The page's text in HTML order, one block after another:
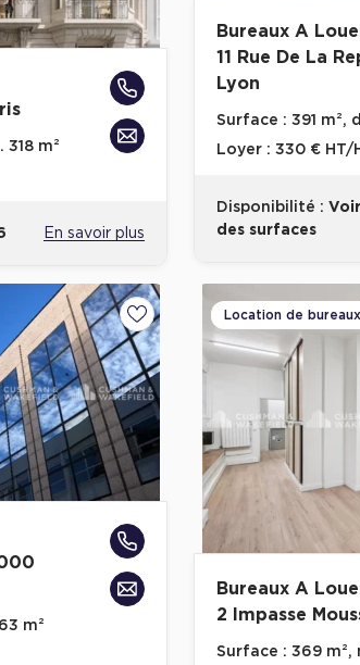
318 m²
En savoir plus
Bureaux A
11 Rue De La
Lyon
Surface : 391 m²,
Loyer :330 € HT/
Disponibilité :
des surfaces
Ajouter aux favoris
m²
Location de bureaux
Bureaux A
2 Impasse
Surface : 369 m²,